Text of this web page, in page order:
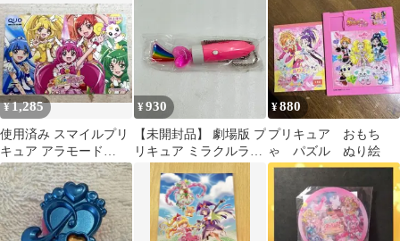
¥1,285
使用済み スマイルプリ
キュア アラモード
QUOカード 非売品
¥930
【未開封品】 劇場版 プ
リキュア ミラクルライ
ターズ 映画特典 入場者
特典 非売品
¥880
プリキュア おもち
ゃ パズル ぬり絵